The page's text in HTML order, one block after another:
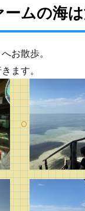
ムの海
お散歩。
ます。